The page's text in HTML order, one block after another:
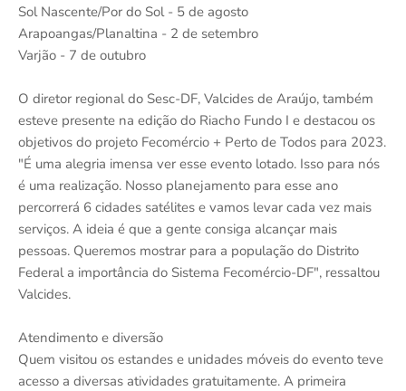
Sol Nascente/Por do Sol - 5 de agosto
Arapoangas/Planaltina - 2 de setembro
Varjão - 7 de outubro
O diretor regional do Sesc-DF, Valcides de Araújo, também
esteve presente na edição do Riacho Fundo I e destacou os
objetivos do projeto Fecomércio + Perto de Todos para 2023.
"É uma alegria imensa ver esse evento lotado. Isso para nós
é uma realização. Nosso planejamento para esse ano
percorrerá 6 cidades satélites e vamos levar cada vez mais
serviços. A ideia é que a gente consiga alcançar mais
pessoas. Queremos mostrar para a população do Distrito
Federal a importância do Sistema Fecomércio-DF", ressaltou
Valcides.
Atendimento e diversão
Quem visitou os estandes e unidades móveis do evento teve
acesso a diversas atividades gratuitamente. A primeira